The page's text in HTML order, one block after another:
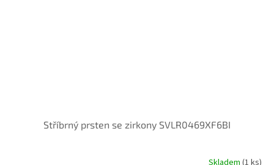
Stříbrný prsten se zirkony SVLR0469XF6BI